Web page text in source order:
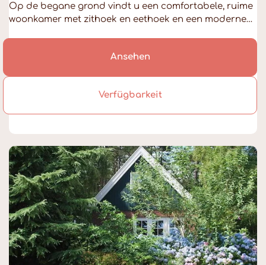
Op de begane grond vindt u een comfortabele, ruime
woonkamer met zithoek en eethoek en een moderne…
Ansehen
Verfügbarkeit